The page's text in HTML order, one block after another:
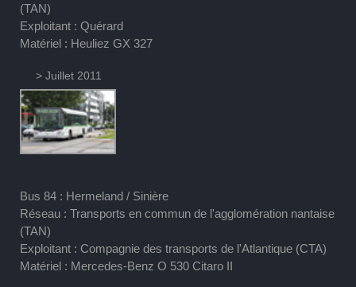
(TAN)
Exploitant : Quérard
Matériel : Heuliez GX 327
> Juillet 2011
Bus 84 : Hermeland / Sinière
Réseau : Transports en commun de l'agglomération nantaise
(TAN)
Exploitant : Compagnie des transports de l'Atlantique (CTA)
Matériel : Mercedes-Benz O 530 Citaro II